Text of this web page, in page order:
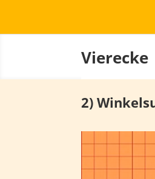
Vierecke
2)